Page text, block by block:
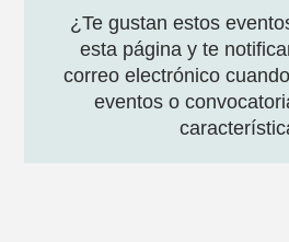
¿Te gustan estos
esta página y te
correo electrónico
eventos o